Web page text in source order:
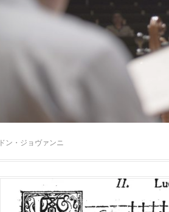
ドン・ジョヴァンニ